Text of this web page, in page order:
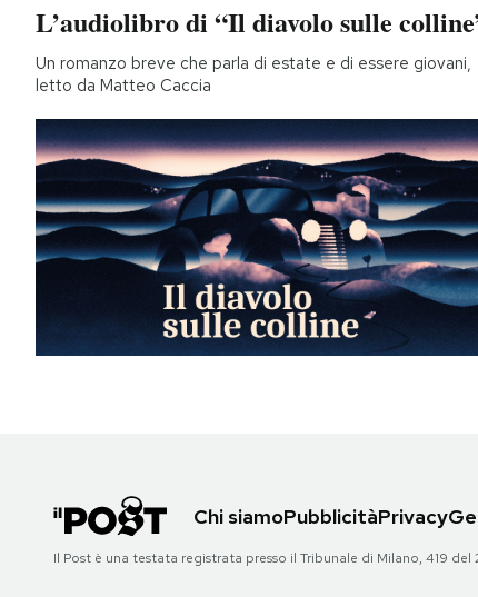
L’audiolibro di “Il diavolo sulle
Un romanzo breve che parla di estate e di essere giovani,
letto da Matteo Caccia
Chi siamoPubblicitàPrivacy
Il Post è una testata registrata presso il Tribunale di Milano, 419